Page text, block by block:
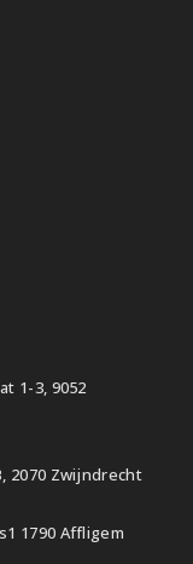
1-3, 9052
2070 Zwijndrecht
1790 Affligem